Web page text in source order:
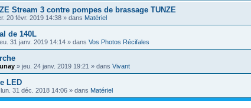
Stream 3 contre pompes de brassage TUNZE
20 févr. 2019 14:38 » dans Matériel
de 140L
31 janv. 2019 14:14 » dans Vos Photos Récifales
» jeu. 24 janv. 2019 19:21 » dans Vivant
LED
31 déc. 2018 14:06 » dans Matériel